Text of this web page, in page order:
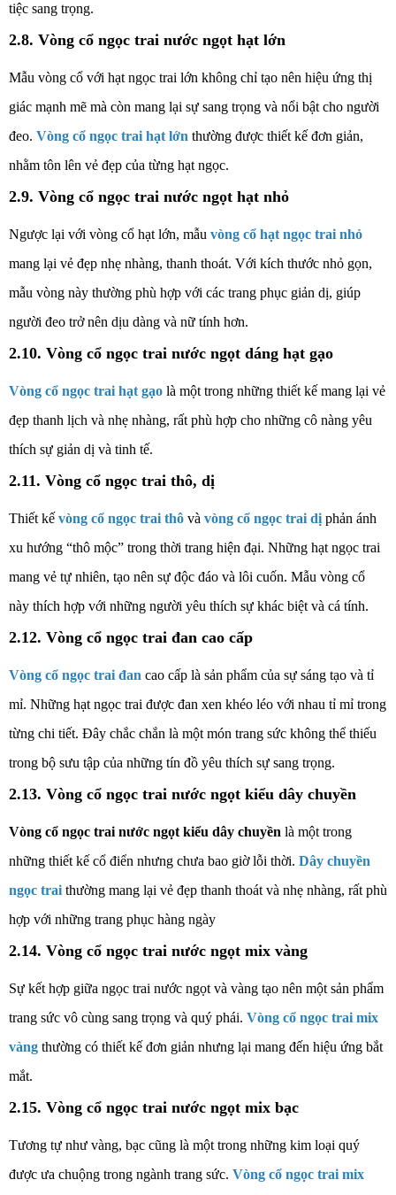
tiệc sang trọng.
2.8. Vòng cổ ngọc trai nước ngọt hạt lớn
Mẫu vòng cổ với hạt ngọc trai lớn không chỉ tạo nên hiệu ứng thị
giác mạnh mẽ mà còn mang lại sự sang trọng và nổi bật cho người
đeo. Vòng cổ ngọc trai hạt lớn thường được thiết kế đơn giản,
nhằm tôn lên vẻ đẹp của từng hạt ngọc.
2.9. Vòng cổ ngọc trai nước ngọt hạt nhỏ
Ngược lại với vòng cổ hạt lớn, mẫu vòng cổ hạt ngọc trai nhỏ
mang lại vẻ đẹp nhẹ nhàng, thanh thoát. Với kích thước nhỏ gọn,
mẫu vòng này thường phù hợp với các trang phục giản dị, giúp
người đeo trở nên dịu dàng và nữ tính hơn.
2.10. Vòng cổ ngọc trai nước ngọt dáng hạt gạo
Vòng cổ ngọc trai hạt gạo là một trong những thiết kế mang lại vẻ
đẹp thanh lịch và nhẹ nhàng, rất phù hợp cho những cô nàng yêu
thích sự giản dị và tinh tế.
2.11. Vòng cổ ngọc trai thô, dị
Thiết kế vòng cổ ngọc trai thô và vòng cổ ngọc trai dị phản ánh
xu hướng “thô mộc” trong thời trang hiện đại. Những hạt ngọc trai
mang vẻ tự nhiên, tạo nên sự độc đáo và lôi cuốn. Mẫu vòng cổ
này thích hợp với những người yêu thích sự khác biệt và cá tính.
2.12. Vòng cổ ngọc trai đan cao cấp
Vòng cổ ngọc trai đan cao cấp là sản phẩm của sự sáng tạo và tỉ
mỉ. Những hạt ngọc trai được đan xen khéo léo với nhau tỉ mỉ trong
từng chi tiết. Đây chắc chắn là một món trang sức không thể thiếu
trong bộ sưu tập của những tín đồ yêu thích sự sang trọng.
2.13. Vòng cổ ngọc trai nước ngọt kiểu dây chuyền
Vòng cổ ngọc trai nước ngọt kiểu dây chuyền là một trong
những thiết kế cổ điển nhưng chưa bao giờ lỗi thời. Dây chuyền
ngọc trai thường mang lại vẻ đẹp thanh thoát và nhẹ nhàng, rất phù
hợp với những trang phục hàng ngày
2.14. Vòng cổ ngọc trai nước ngọt mix vàng
Sự kết hợp giữa ngọc trai nước ngọt và vàng tạo nên một sản phẩm
trang sức vô cùng sang trọng và quý phái. Vòng cổ ngọc trai mix
vàng thường có thiết kế đơn giản nhưng lại mang đến hiệu ứng bắt
mắt.
2.15. Vòng cổ ngọc trai nước ngọt mix bạc
Tương tự như vàng, bạc cũng là một trong những kim loại quý
được ưa chuộng trong ngành trang sức. Vòng cổ ngọc trai mix